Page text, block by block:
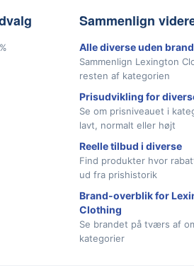
Sammenlign
Alle diverse uden
Sammenlign Lexington
resten af kategorien
Prisudvikling for
Se om prisniveauet i
lavt, normalt eller højt
Reelle tilbud i diverse
Find produkter hvor
ud fra prishistorik
Brand-overblik for
Clothing
Se brandet på tværs af
kategorier